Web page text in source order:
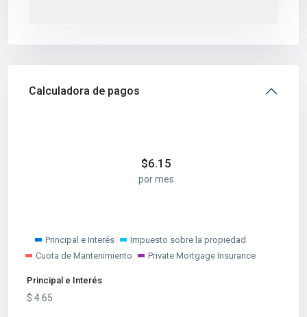
Calculadora de pagos
$6.15
por mes
Principal e Interés
Impuesto sobre la propiedad
Cuota de Mantenimiento
Private Mortgage Insurance
Principal e Interés
$ 4.65